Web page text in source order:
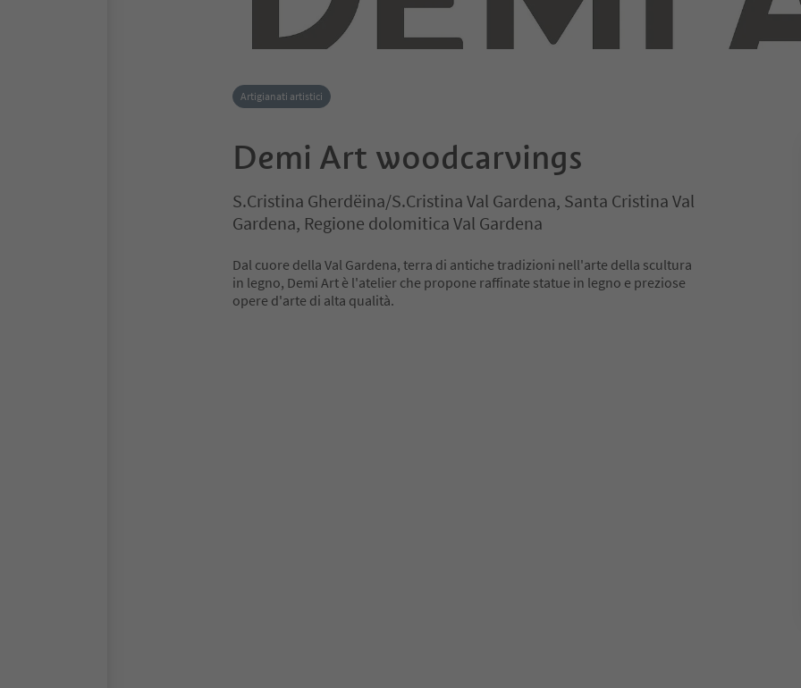
Artigianati artistici
Demi Art woodcarvings
S.Cristina Gherdëina/S.Cristina Val Gardena, Santa Cristina Val
Gardena, Regione dolomitica Val Gardena
Dal cuore della Val Gardena, terra di antiche tradizioni nell'arte della scultura
in legno, Demi Art è l'atelier che propone raffinate statue in legno e preziose
opere d'arte di alta qualità.